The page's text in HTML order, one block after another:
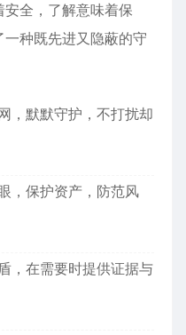
全，了解意味着保
种既先进又隐蔽的守
，默默守护，不打扰却
，保护资产，防范风
，在需要时提供证据与